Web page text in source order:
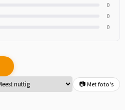
0
0
0
📷 Met foto's